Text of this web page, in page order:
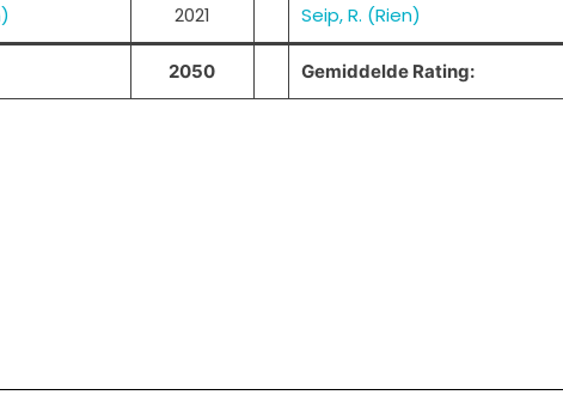
2021 Seip, R. (Rien)
2050 Gemiddelde Rating: